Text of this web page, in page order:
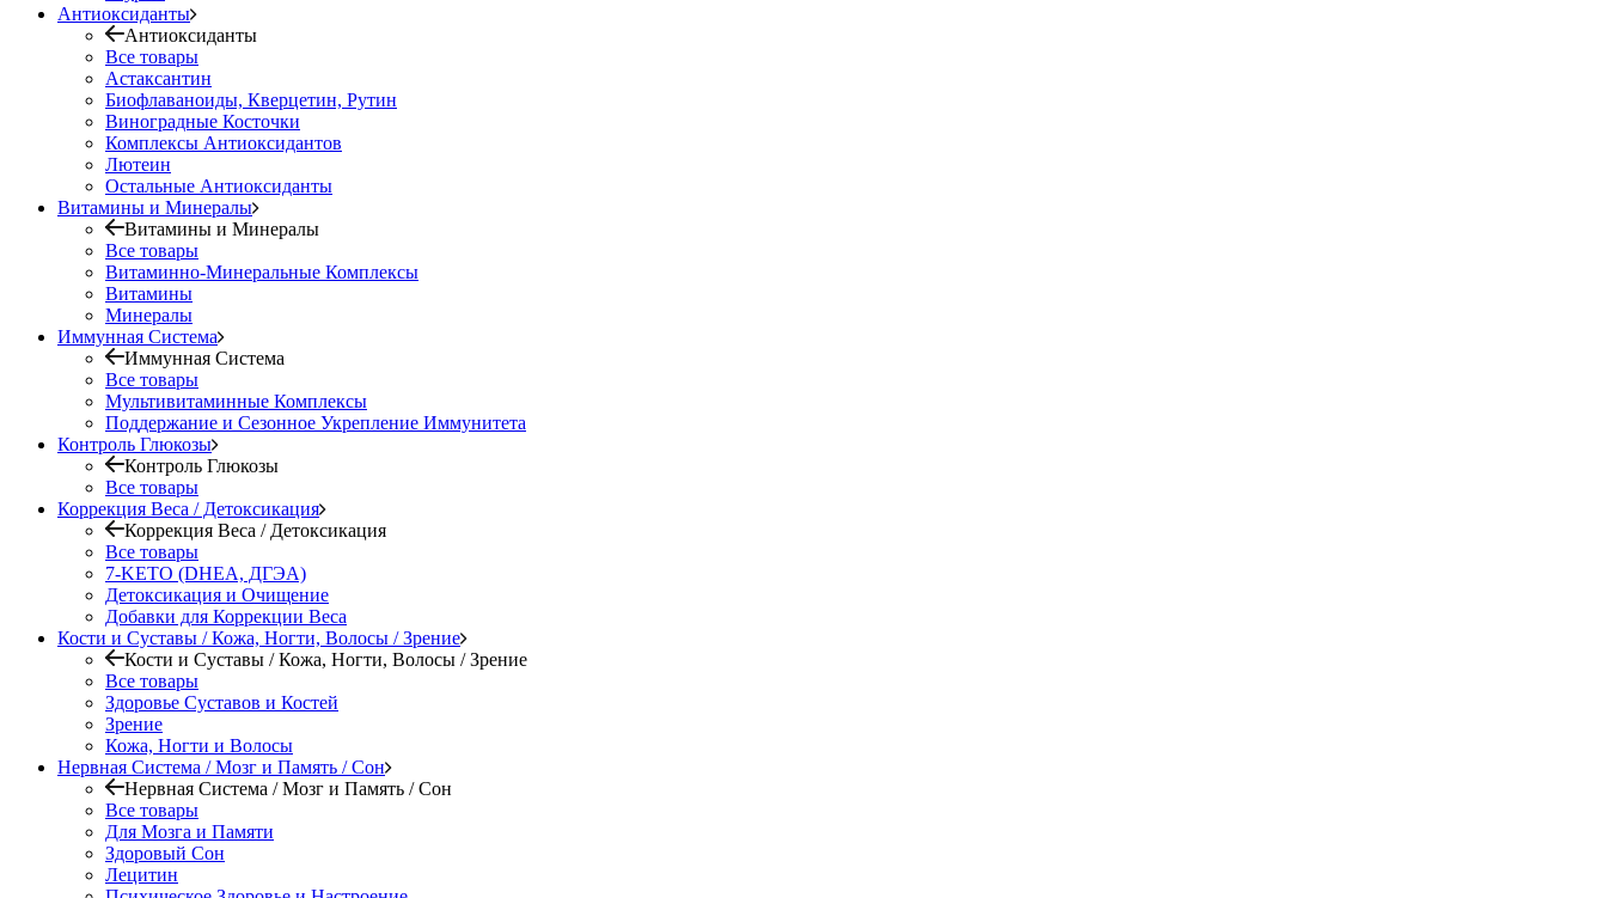
Антиоксиданты
Антиоксиданты
Все товары
Астаксантин
Биофлаваноиды, Кверцетин, Рутин
Виноградные Косточки
Комплексы Антиоксидантов
Лютеин
Остальные Антиоксиданты
Витамины и Минералы
Витамины и Минералы
Все товары
Витаминно-Минеральные Комплексы
Витамины
Минералы
Иммунная Система
Иммунная Система
Все товары
Мультивитаминные Комплексы
Поддержание и Сезонное Укрепление Иммунитета
Контроль Глюкозы
Контроль Глюкозы
Все товары
Коррекция Веса / Детоксикация
Коррекция Веса / Детоксикация
Все товары
7-KETO (DHEA, ДГЭА)
Детоксикация и Очищение
Добавки для Коррекции Веса
Кости и Суставы / Кожа, Ногти, Волосы / Зрение
Кости и Суставы / Кожа, Ногти, Волосы / Зрение
Все товары
Здоровье Суставов и Костей
Зрение
Кожа, Ногти и Волосы
Нервная Система / Мозг и Память / Сон
Нервная Система / Мозг и Память / Сон
Все товары
Для Мозга и Памяти
Здоровый Сон
Лецитин